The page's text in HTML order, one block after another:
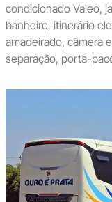
condicionado Valeo,
banheiro, itinerário
amadeirado, câmera
separação, porta-